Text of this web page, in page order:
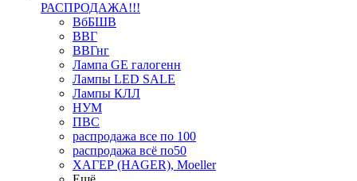
РАСПРОДАЖА!!!
ВбБШВ
ВВГ
ВВГнг
Лампа GE галогенн
Лампы LED SALE
Лампы КЛЛ
НУМ
ПВС
распродажа все по 100
распродажа всё по50
ХАГЕР (HAGER), Moeller